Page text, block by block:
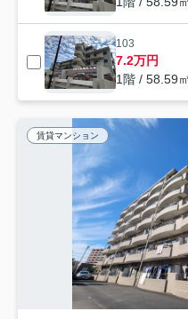
103
7.2万円
1階 / 58.59
賃貸マンション